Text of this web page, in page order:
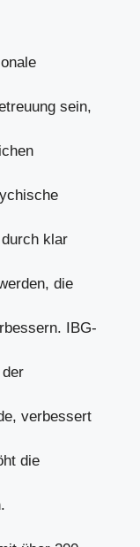
sein,
klar
die
IBG-
verbessert
die